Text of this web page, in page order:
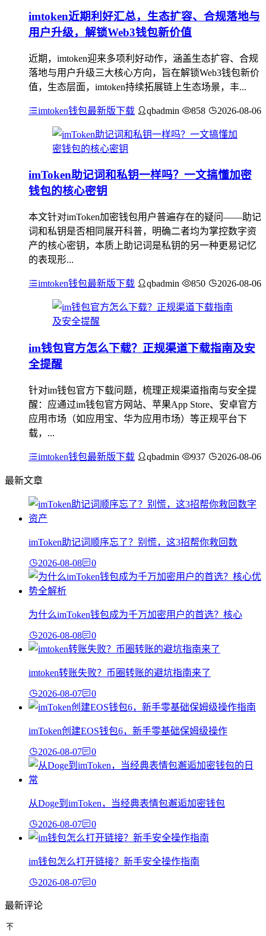
imtoken近期利好汇总，生态扩容、合规落地与
用户升级，解锁Web3钱包新价值
近期，imtoken迎来多项利好动作，涵盖生态扩容、合规
落地与用户升级三大核心方向，旨在解锁Web3钱包新价
值，生态层面，imtoken持续拓展链上生态场景，丰...
imtoken钱包最新版下载 qbadmin 858 2026-08-06
imToken助记词和私钥一样吗？一文搞懂加密
钱包的核心密钥
本文针对imToken加密钱包用户普遍存在的疑问——助记
词和私钥是否相同展开科普，明确二者均为掌控数字资
产的核心密钥，本质上助记词是私钥的另一种更易记忆
的表现形...
imtoken钱包最新版下载 qbadmin 850 2026-08-06
im钱包官方怎么下载？正规渠道下载指南及安
全提醒
针对im钱包官方下载问题，梳理正规渠道指南与安全提
醒：应通过im钱包官方网站、苹果App Store、安卓官方
应用市场（如应用宝、华为应用市场）等正规平台下
载，...
imtoken钱包最新版下载 qbadmin 937 2026-08-06
最新文章
imToken助记词顺序忘了？别慌，这3招帮你救回数
2026-08-08 0
为什么imToken钱包成为千万加密用户的首选？核心
2026-08-08 0
imtoken转账失败？币圈转账的避坑指南来了
2026-08-07 0
imToken创建EOS钱包6，新手零基础保姆级操作
2026-08-07 0
从Doge到imToken，当经典表情包邂逅加密钱包
2026-08-07 0
im钱包怎么打开链接？新手安全操作指南
2026-08-07 0
最新评论